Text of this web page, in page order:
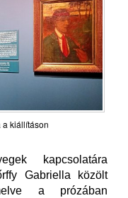
kiállításon
kapcsolatára
Gabriella közölt
a prózában